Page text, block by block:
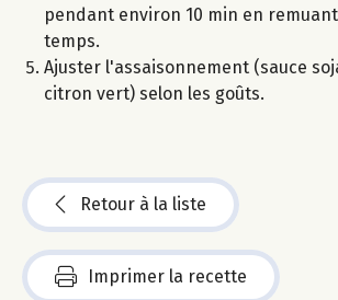
pendant environ 10 min en
temps.
Ajuster l'assaisonnement (sauce
citron vert) selon les goûts.
Retour à la liste
Imprimer la recette